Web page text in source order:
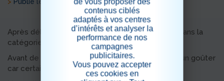
Après délibération petites photos des podiums dans la
catégorie fille et garçon.
Avant de reprendre la route nous avons partagé un goûter
car certains enfants fêtaient leur anniversaire.
contenus ciblés
adaptés à vos centres
d’intérêts et analyser la
performance de nos
campagnes
publicitaires.
Vous pouvez accepter
ces cookies en